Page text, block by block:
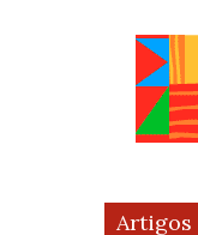
Artigos